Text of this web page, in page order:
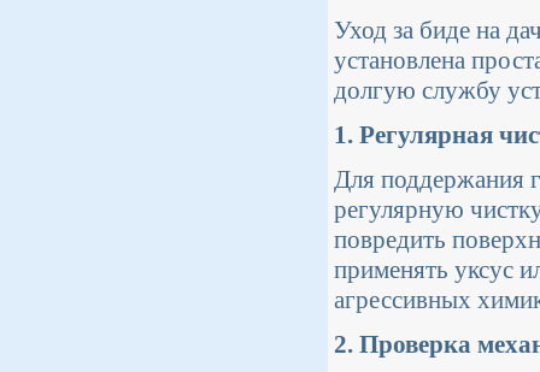
Уход за биде на
установлена
долгую службу
1. Регулярная
Для поддержания
регулярную
повредить
применять уксус
агрессивных
2. Проверка